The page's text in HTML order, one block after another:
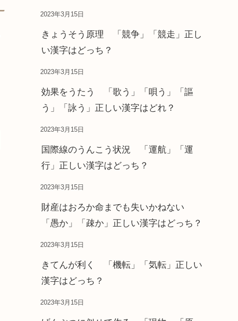
2023年3月15日
きょうそう原理 「競争」「競走」正し
い漢字はどっち？
2023年3月15日
効果をうたう 「歌う」「唄う」「謳
う」「詠う」正しい漢字はどれ？
2023年3月15日
国際線のうんこう状況 「運航」「運
行」正しい漢字はどっち？
2023年3月15日
財産はおろか命までも失いかねない
「愚か」「疎か」正しい漢字はどっち？
2023年3月15日
きてんが利く 「機転」「気転」正しい
漢字はどっち？
2023年3月15日